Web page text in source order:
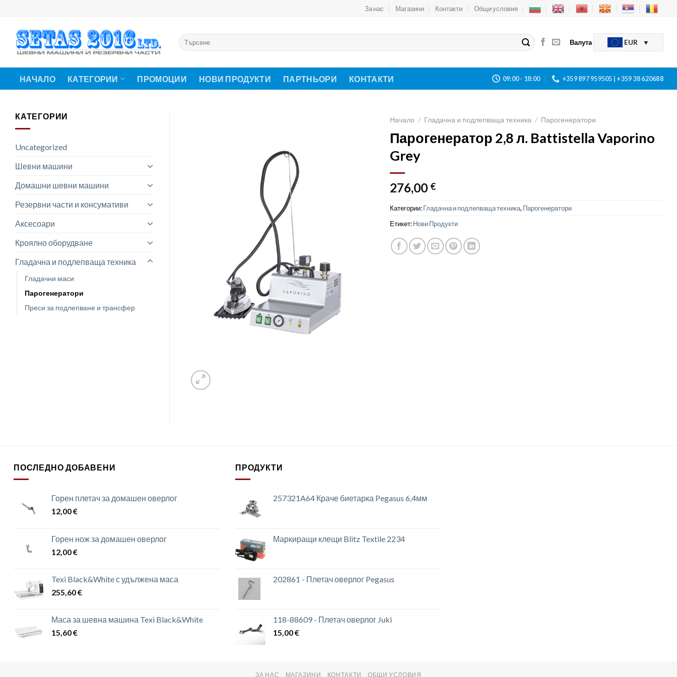
content
За нас Магазини Контакти Общи условия
Търсене
за:
Валута EUR
НАЧАЛО КАТЕГОРИИ ПРОМОЦИИ НОВИ ПРОДУКТИ ПАРТНЬОРИ КОНТАКТИ 09:00 - 18:00 +359 897 959505 | +359 38 620688
КАТЕГОРИИ
Uncategorized
Шевни машини
Домашни шевни машини
Резервни части и консумативи
Аксесоари
Кроялно оборудване
Гладачна и подлепваща техника
Гладачни маси
Парогенератори
Преси за подлепване и трансфер
Начало / Гладачна и подлепваща техника / Парогенератори
Парогенератор 2,8 л. Battistella Vaporino
Grey
276,00 €
Категории:Гладачна и подлепваща техника, Парогенератори
Етикет:Нови Продукти
ПОСЛЕДНО ДОБАВЕНИ
Горен плетач за домашен оверлог
12,00€
Горен нож за домашен оверлог
12,00€
Texi Black&White с удължена маса
255,60€
Маса за шевна машина Texi Black&White
15,60€
ПРОДУКТИ
257321A64 Краче биетарка Pegasus 6,4мм
Маркиращи клещи Blitz Textile 2234
202861 - Плетач оверлог Pegasus
118-88609 - Плетач оверлог Juki
15,00€
ЗА НАС МАГАЗИНИ КОНТАКТИ ОБЩИ УСЛОВИЯ